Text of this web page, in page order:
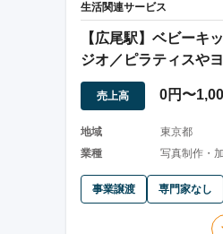
生活関連サービス
【広尾駅】ベビーキ
ジオ／ピラティスや
ッサージのお教室
売上高 0円〜
地域
東京都
業種
写真制作・
事業譲渡 専門家なし